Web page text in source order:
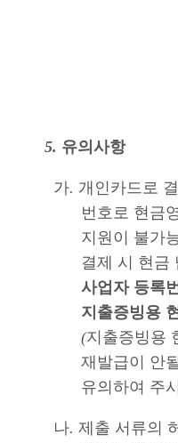
5. 유의사항
가. 개인카드로
번호로 현금
지원이 불가
결제 시 현금
사업자 등록
지출증빙용
(지출증빙용
재발급이 안
유의하여 주
나. 제출 서류의